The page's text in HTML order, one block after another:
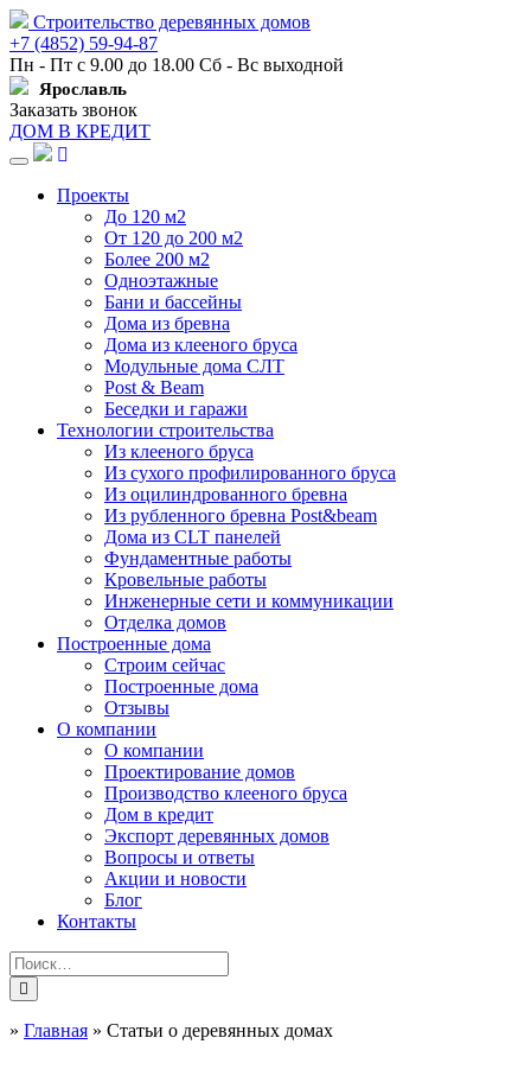
Строительство деревянных домов
+7 (4852) 59-94-87
Пн - Пт с 9.00 до 18.00 Сб - Вс выходной
Ярославль
Заказать звонок
ДОМ В КРЕДИТ
Навигация
Проекты
До 120 м2
От 120 до 200 м2
Более 200 м2
Одноэтажные
Бани и бассейны
Дома из бревна
Дома из клееного бруса
Модульные дома СЛТ
Post & Beam
Беседки и гаражи
Технологии строительства
Из клееного бруса
Из сухого профилированного бруса
Из оцилиндрованного бревна
Из рубленного бревна Post&beam
Дома из CLT панелей
Фундаментные работы
Кровельные работы
Инженерные сети и коммуникации
Отделка домов
Построенные дома
Строим сейчас
Построенные дома
Отзывы
О компании
О компании
Проектирование домов
Производство клееного бруса
Дом в кредит
Экспорт деревянных домов
Вопросы и ответы
Акции и новости
Блог
Контакты
» Главная » Статьи о деревянных домах